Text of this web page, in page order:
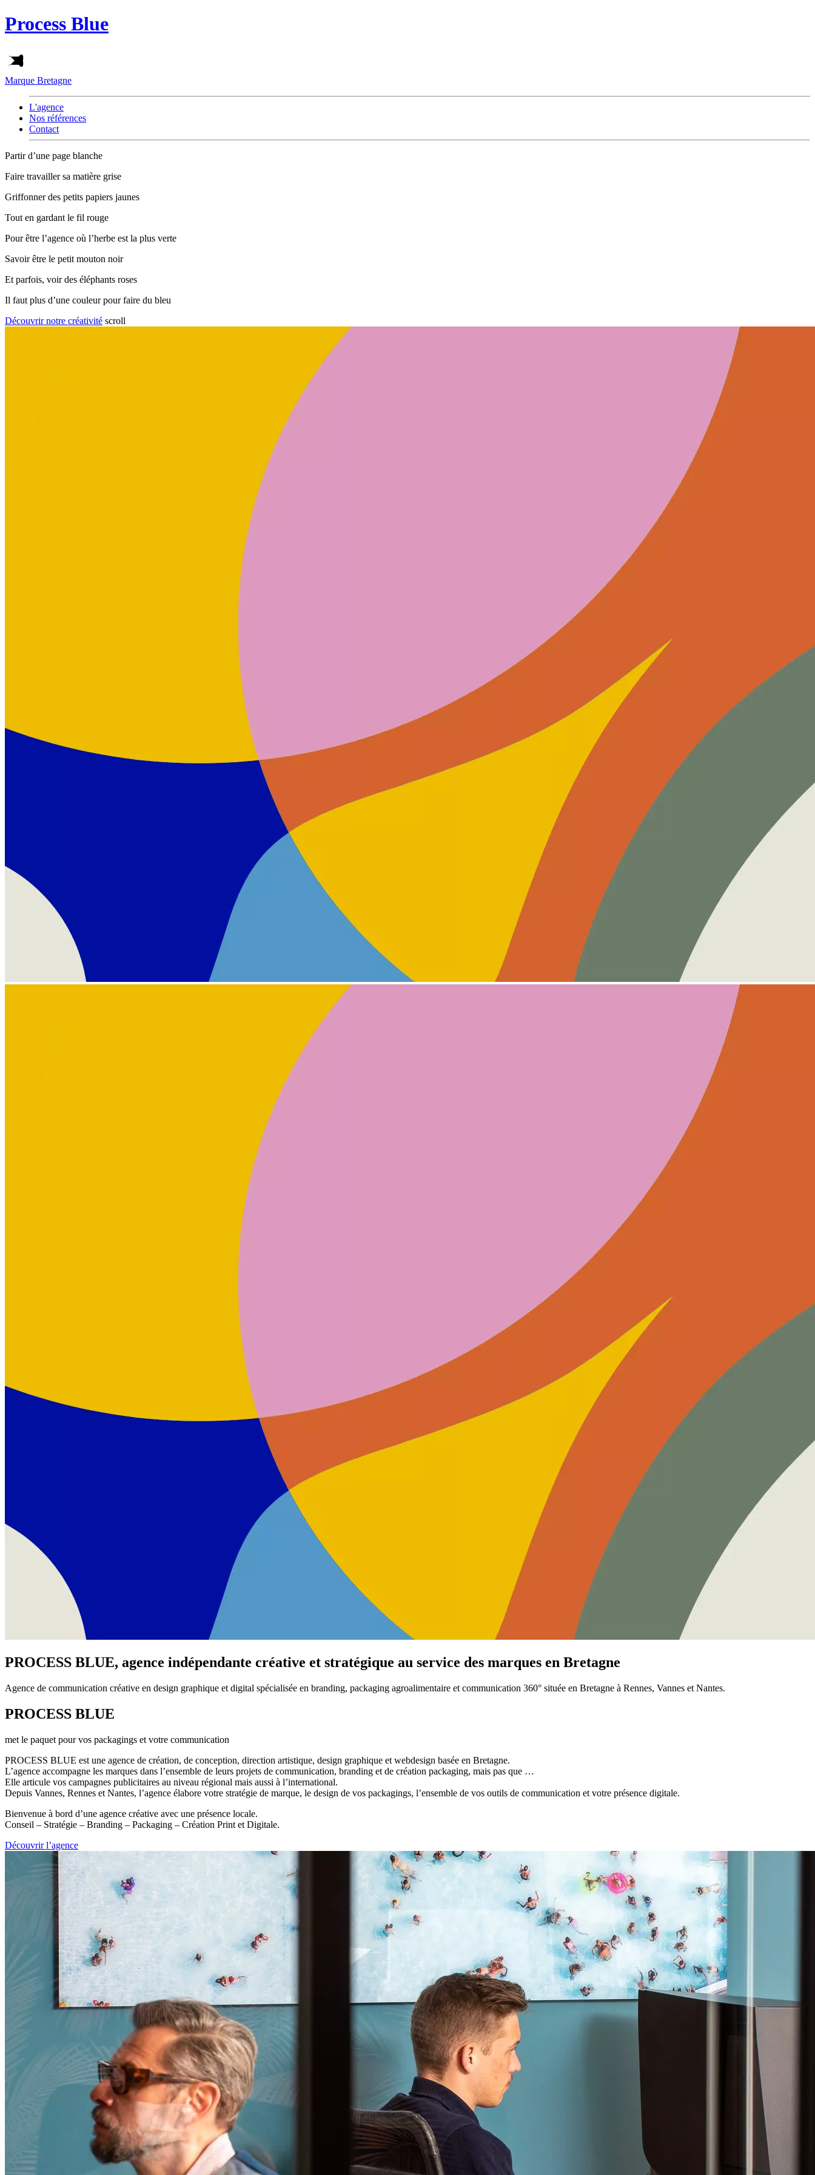
Process Blue
Marque Bretagne
L'agence
Nos références
Contact
Partir d’une page blanche
Faire travailler sa matière grise
Griffonner des petits papiers jaunes
Tout en gardant le fil rouge
Pour être l’agence où l’herbe est la plus verte
Savoir être le petit mouton noir
Et parfois, voir des éléphants roses
Il faut plus d’une couleur pour faire du bleu
Découvrir notre créativité scroll
PROCESS BLUE, agence indépendante créative et stratégique au service des marques en Bretagne
Agence de communication créative en design graphique et digital spécialisée en branding, packaging agroalimentaire et communication 360° située en Bretagne à Rennes, Vannes et Nantes.
PROCESS BLUE
met le paquet pour vos packagings et votre communication
PROCESS BLUE est une agence de création, de conception, direction artistique, design graphique et webdesign basée en Bretagne.
L’agence accompagne les marques dans l’ensemble de leurs projets de communication, branding et de création packaging, mais pas que …
Elle articule vos campagnes publicitaires au niveau régional mais aussi à l’international.
Depuis Vannes, Rennes et Nantes, l’agence élabore votre stratégie de marque, le design de vos packagings, l’ensemble de vos outils de communication et votre présence digitale.
Bienvenue à bord d’une agence créative avec une présence locale.
Conseil – Stratégie – Branding – Packaging – Création Print et Digitale.
Découvrir l’agence